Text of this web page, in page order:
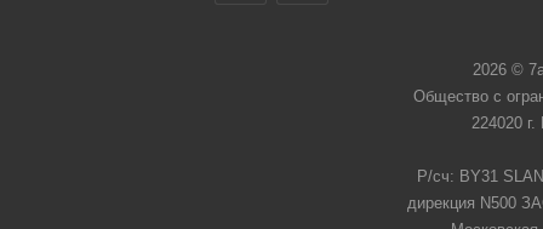
2026 ©
Общество с
224020
Р/сч: BY31
дирекция N500